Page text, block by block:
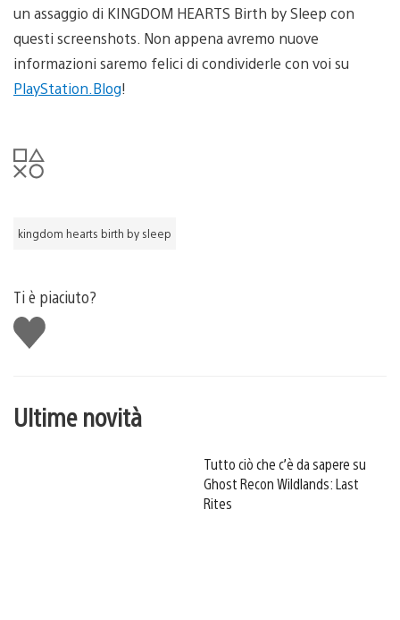
un assaggio di KINGDOM HEARTS Birth by Sleep con
questi screenshots. Non appena avremo nuove
informazioni saremo felici di condividerle con voi su
PlayStation.Blog!
kingdom hearts birth by sleep
Ti è piaciuto?
Mi
piace
Ultime novità
Tutto ciò che c’è da sapere su
Ghost Recon Wildlands: Last
Rites